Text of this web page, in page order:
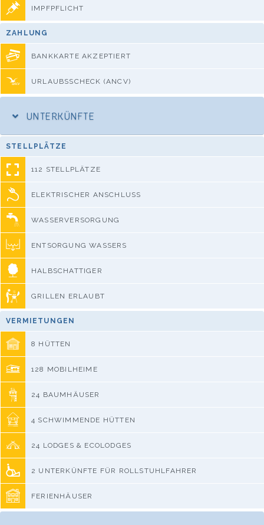
IMPFPFLICHT
ZAHLUNG
BANKKARTE AKZEPTIERT
URLAUBSSCHECK (ANCV)
UNTERKÜNFTE
STELLPLÄTZE
112 STELLPLÄTZE
ELEKTRISCHER ANSCHLUSS
WASSERVERSORGUNG
ENTSORGUNG WASSERS
HALBSCHATTIGER
GRILLEN ERLAUBT
VERMIETUNGEN
8 HÜTTEN
128 MOBILHEIME
24 BAUMHÄUSER
4 SCHWIMMENDE HÜTTEN
24 LODGES & ECOLODGES
2 UNTERKÜNFTE FÜR ROLLSTUHLFAHRER
FERIENHÄUSER